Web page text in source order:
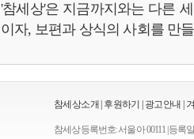
'참세상'은 지금까지와는 다른
이자, 보편과 상식의 사회를 만
참세상소개 후원하기 광고안내
참세상 등록번호: 서울 아 00111 | 등록